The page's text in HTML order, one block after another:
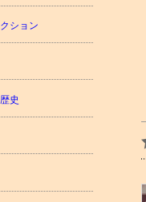
ション
史